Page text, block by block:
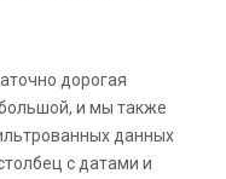
дорогая
и мы также
данных
с датами и